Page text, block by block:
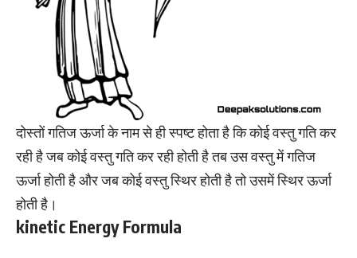
दोस्तों गतिज ऊर्जा के नाम से ही स्पष्ट होता है कि कोई वस्तु गति कर
रही है जब कोई वस्तु गति कर रही होती है तब उस वस्तु में गतिज
ऊर्जा होती है और जब कोई वस्तु स्थिर होती है तो उसमें स्थिर ऊर्जा
होती है।
kinetic Energy Formula